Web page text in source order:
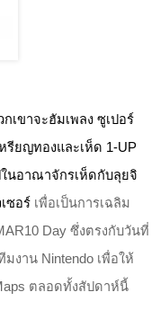
เขาจะฮัมเพลง ซูเปอร์
รียญทองและเห็ด 1-UP
ในอาณาจักรเห็ดกับลุยจิ
ซอร์ เพื่อเป็นการเฉลิม
Day ซึ่งตรงกับวันที่
งาน Nintendo เพื่อให้
ตลอดทั้งสัปดาห์นี้